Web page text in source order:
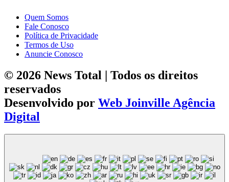
Quem Somos
Fale Conosco
Política de Privacidade
Termos de Uso
Anuncie Conosco
© 2026 News Total | Todos os direitos
reservados
Desenvolvido por Web Joinville Agência
Digital